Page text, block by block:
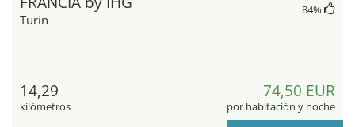
Turin
84%
14,29
kilómetros
74,50 EUR
por habitación y noche